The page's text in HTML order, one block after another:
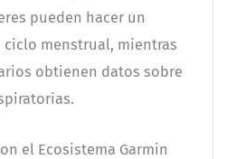
pueden hacer un
menstrual, mientras
obtienen datos sobre
el Ecosistema Garmin